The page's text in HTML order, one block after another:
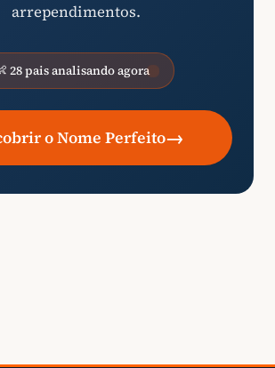
arrependimentos.
28 pais analisando agora
o Nome Perfeito→